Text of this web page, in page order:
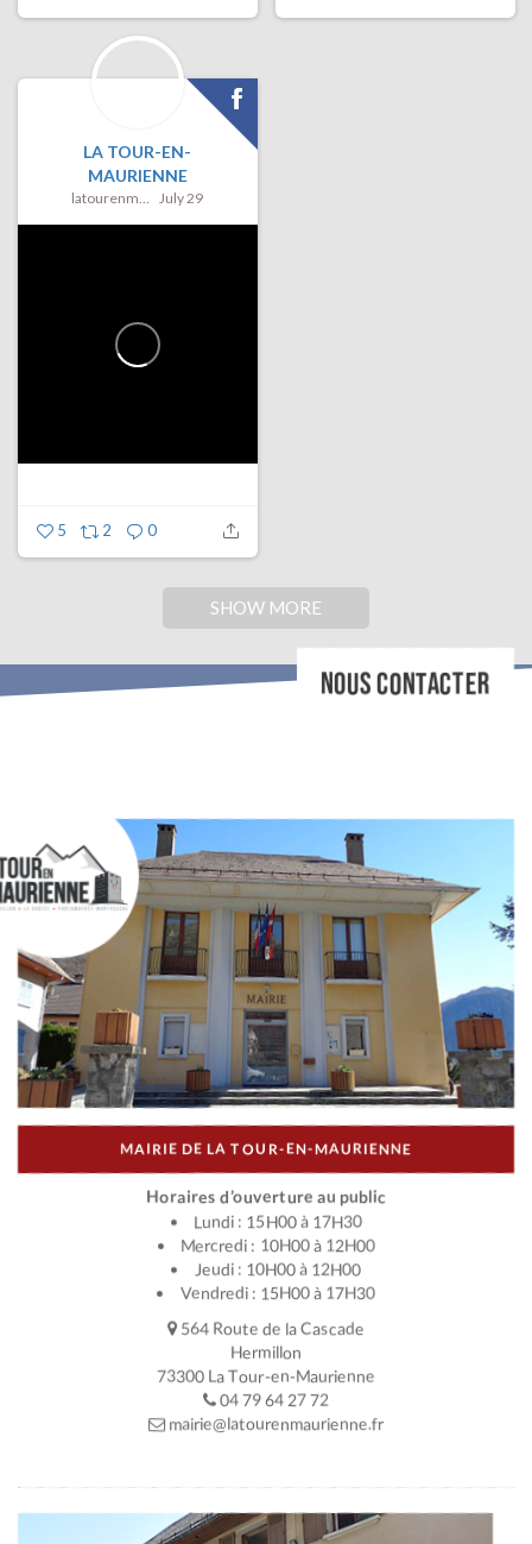
LA TOUR-EN-
MAURIENNE
latourenmaurienne July 29
5 2 0
SHOW MORE
NOUS CONTACTER
MAIRIE DE LA TOUR-EN-MAURIENNE
Horaires d’ouverture au public
Lundi : 15H00 à 17H30
Mercredi : 10H00 à 12H00
Jeudi : 10H00 à 12H00
Vendredi : 15H00 à 17H30
564 Route de la Cascade
Hermillon
73300 La Tour-en-Maurienne
04 79 64 27 72
mairie@latourenmaurienne.fr